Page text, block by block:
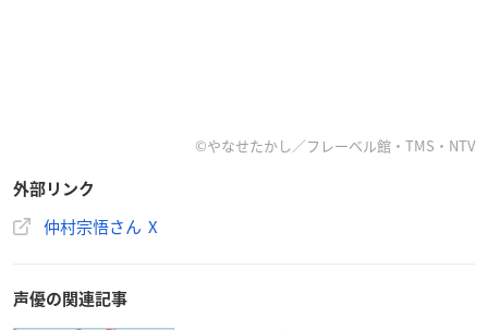
©やなせたかし／フレーベル館・TMS・NTV
外部リンク
仲村宗悟さん X
声優の関連記事